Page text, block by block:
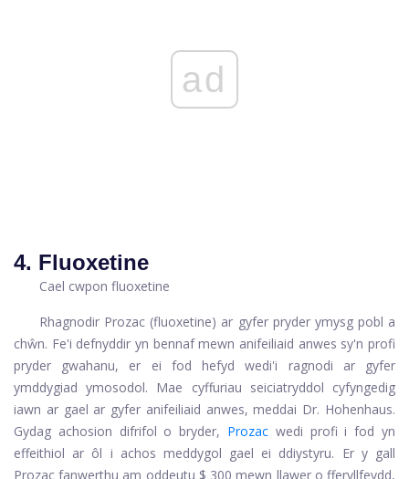
ad
4. Fluoxetine
Cael cwpon fluoxetine
Rhagnodir Prozac (fluoxetine) ar gyfer pryder ymysg pobl a
chŵn. Fe'i defnyddir yn bennaf mewn anifeiliaid anwes sy'n profi
pryder gwahanu, er ei fod hefyd wedi'i ragnodi ar gyfer
ymddygiad ymosodol. Mae cyffuriau seiciatryddol cyfyngedig
iawn ar gael ar gyfer anifeiliaid anwes, meddai Dr. Hohenhaus.
Gydag achosion difrifol o bryder, Prozac wedi profi i fod yn
effeithiol ar ôl i achos meddygol gael ei ddiystyru. Er y gall
Prozac fanwerthu am oddeutu $ 300 mewn llawer o fferyllfeydd,